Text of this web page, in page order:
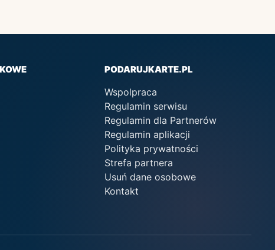
PODARUJKARTE.PL
Wspolpraca
Regulamin serwisu
Regulamin dla Partnerów
Regulamin aplikacji
Polityka prywatności
Strefa partnera
Usuń dane osobowe
Kontakt